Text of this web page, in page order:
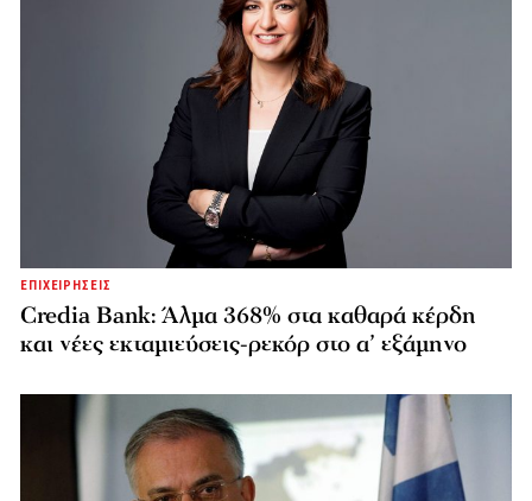
ΕΠΙΧΕΙΡΗΣΕΙΣ
Credia Bank: Άλμα 368% στα καθαρά κέρδη
και νέες εκταμιεύσεις-ρεκόρ στο α’ εξάμηνο